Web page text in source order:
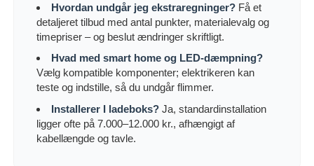
Hvordan undgår jeg ekstraregninger? Få et
detaljeret tilbud med antal punkter, materialevalg og
timepriser – og beslut ændringer skriftligt.
Hvad med smart home og LED-dæmpning?
Vælg kompatible komponenter; elektrikeren kan
teste og indstille, så du undgår flimmer.
Installerer I ladeboks? Ja, standardinstallation
ligger ofte på 7.000–12.000 kr., afhængigt af
kabellængde og tavle.